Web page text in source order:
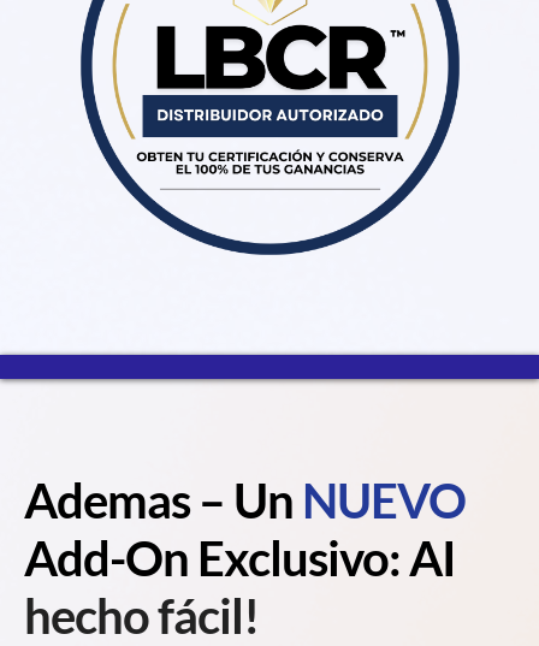
Ademas – Un NUEVO
Add-On Exclusivo: AI
hecho fácil!